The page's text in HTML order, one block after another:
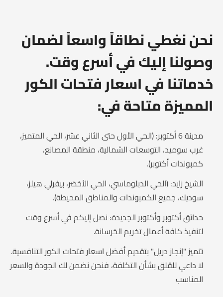
نحن نغطي نطاقاً واسعاً لضمان
وصولنا إليك في أسرع وقت.
خدماتنا في اسعار فتحات الكور
المميزة متاحة في:
مدينة 6 أكتوبر: (الحي الأول حتى الثاني عشر، الحي المتميز،
غرب سوميد، التوسعات الشمالية، منطقة المصانع،
كمبوندات أكتوبر).
الشيخ زايد: (الحي الدبلوماسي، الحي الأخضر، بيفرلي هيلز،
سوديك، جميع الكمبوندات والمناطق المحيطة).
حدائق أكتوبر وأكتوبر الجديدة: نصل إليكم في أسرع وقت
لتنفيذ كافة أعمال تخريم الخرسانة.
تتميز "إنجاز دريل" بتقديم أفضل اسعار فتحات الكور التنافسية.
لا داعي للقلق بشأن التكلفة، فنحن نضمن لك الجودة والسعر
المناسب